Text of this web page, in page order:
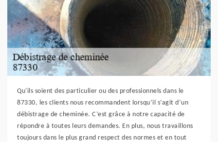
Qu'ils soient des particulier ou des professionnels dans le
87330, les clients nous recommandent lorsqu’il s’agit d’un
débistrage de cheminée. C’est grâce à notre capacité de
répondre à toutes leurs demandes. En plus, nous travaillons
toujours dans le plus grand respect des normes et en tout